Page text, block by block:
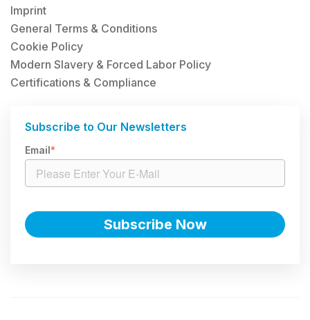
Imprint
General Terms & Conditions
Cookie Policy
Modern Slavery & Forced Labor Policy
Certifications & Compliance
Subscribe to Our Newsletters
Email*